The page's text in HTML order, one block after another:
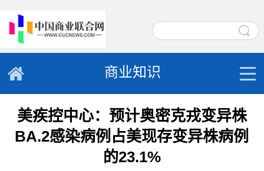
商业知识
美疾控中心：预计奥密克戎变异株
BA.2感染病例占美现存变异株病例
的23.1%